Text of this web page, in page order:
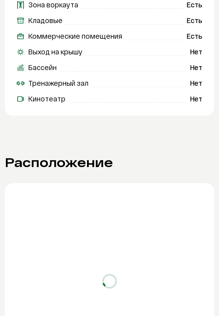
Зона воркаута
Есть
Кладовые
Есть
Коммерческие помещения
Есть
Выход на крышу
Нет
Бассейн
Нет
Тренажерный зал
Нет
Кинотеатр
Нет
Расположение